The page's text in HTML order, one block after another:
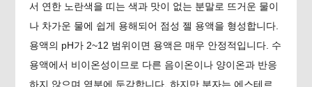
서 연한 노란색을 띠는 색과 맛이 없는 분말로 뜨거운 물이
나 차가운 물에 쉽게 용해되어 점성 젤 용액을 형성합니다.
용액의 pH가 2~12 범위이면 용액은 매우 안정적입니다. 수
용액에서 비이온성이므로 다른 음이온이나 양이온과 반응
하지 않으며 염분에 둔감합니다. 하지만 분자는 에스테르